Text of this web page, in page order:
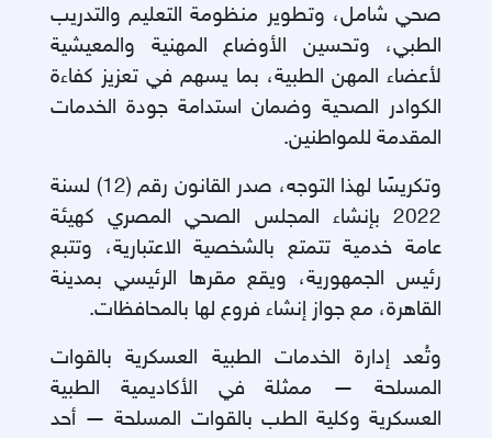
صحي شامل، وتطوير منظومة التعليم والتدريب
الطبي، وتحسين الأوضاع المهنية والمعيشية
لأعضاء المهن الطبية، بما يسهم في تعزيز كفاءة
الكوادر الصحية وضمان استدامة جودة الخدمات
المقدمة للمواطنين.
وتكريسًا لهذا التوجه، صدر القانون رقم (12) لسنة
2022 بإنشاء المجلس الصحي المصري كهيئة
عامة خدمية تتمتع بالشخصية الاعتبارية، وتتبع
رئيس الجمهورية، ويقع مقرها الرئيسي بمدينة
القاهرة، مع جواز إنشاء فروع لها بالمحافظات.
وتُعد إدارة الخدمات الطبية العسكرية بالقوات
المسلحة — ممثلة في الأكاديمية الطبية
العسكرية وكلية الطب بالقوات المسلحة — أحد